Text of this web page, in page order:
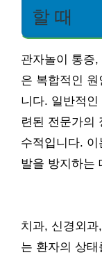
할 때
관자놀이 통증
은 복합적인
니다. 일반적
련된 전문가의
수적입니다.
발을 방지하는
치과, 신경외
는 환자의 상